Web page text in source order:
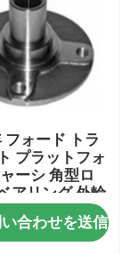
フォード トラ
プラットフォ
ーシ 角型ロ
アリング 外輪
定動負荷
合わせを送信